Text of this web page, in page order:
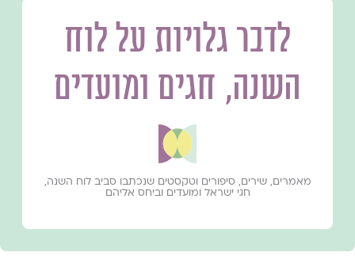
לדבר גלויות על לוח
השנה, חגים ומועדים
מאמרים, שירים, סיפורים וטקסטים שנכתבו סביב לוח השנה,
חגי ישראל ומועדים וביחס אליהם